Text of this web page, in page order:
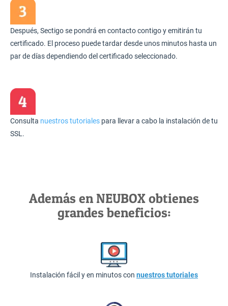
Después, Sectigo se pondrá en contacto contigo y emitirán tu
certificado. El proceso puede tardar desde unos minutos hasta un
par de días dependiendo del certificado seleccionado.
Consulta nuestros tutoriales para llevar a cabo la instalación de tu
SSL.
Además en NEUBOX obtienes
grandes beneficios:
Instalación fácil y en minutos con nuestros tutoriales